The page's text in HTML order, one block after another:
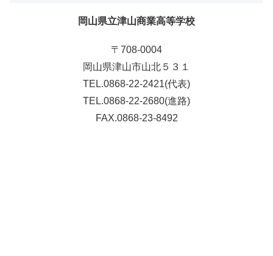
岡山県立津山商業高等学校
〒708-0004
岡山県津山市山北５３１
TEL.0868-22-2421(代表)
TEL.0868-22-2680(進路)
FAX.0868-23-8492